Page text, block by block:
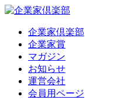
企業家倶楽部
企業家賞
マガジン
お知らせ
運営会社
会員用ページ